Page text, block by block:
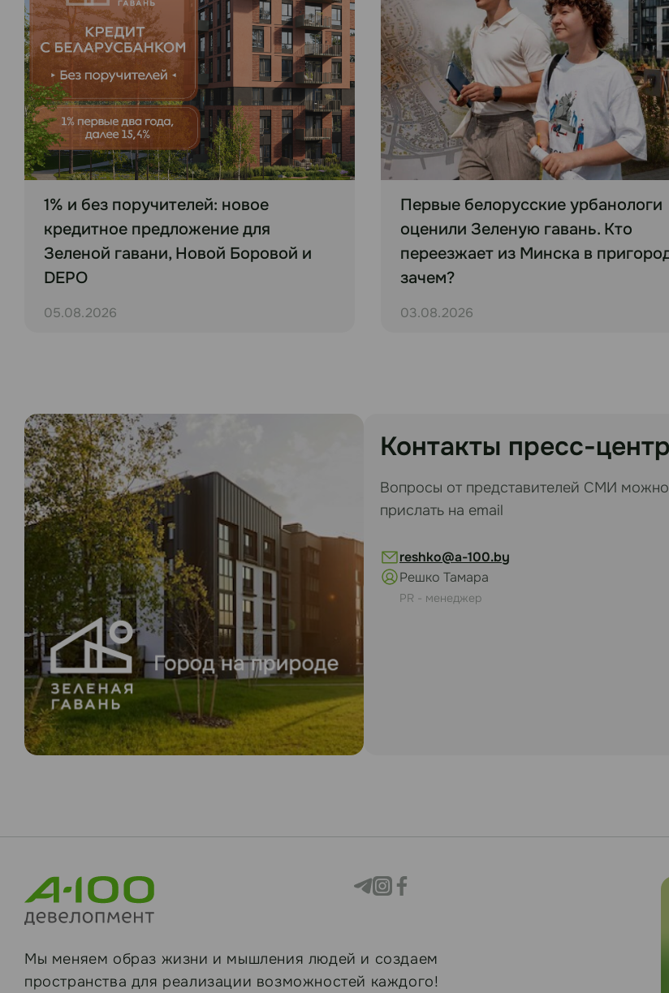
1% и без поручителей: новое
кредитное предложение для
Зеленой гавани, Новой Боровой и
DEPO
05.08.2026
Первые белорусские урбанологи
оценили Зеленую гавань. Кто
переезжает из Минска в
зачем?
03.08.2026
Контакты пресс-
Вопросы от представителей СМИ можно
прислать на email
reshko@a-100.by
Решко Тамара
PR - менеджер
Мы меняем образ жизни и мышления людей и создаем
пространства для реализации возможностей каждого!